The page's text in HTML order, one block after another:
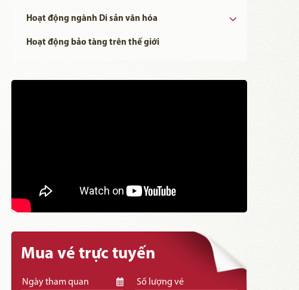
Hoạt động ngành Di sản văn hóa
Hoạt động bảo tàng trên thế giới
Mua vé trực tuyến